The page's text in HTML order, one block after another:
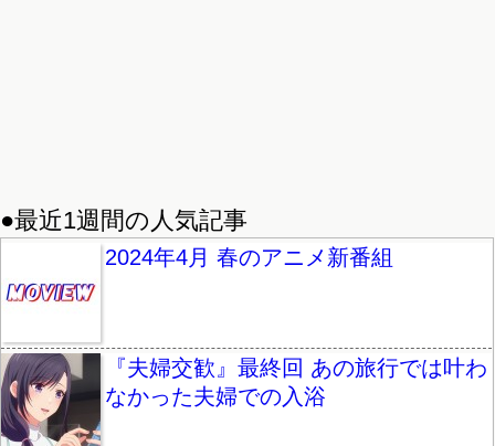
●最近1週間の人気記事
2024年4月 春のアニメ新番組
『夫婦交歓』最終回 あの旅行では叶わ
なかった夫婦での入浴